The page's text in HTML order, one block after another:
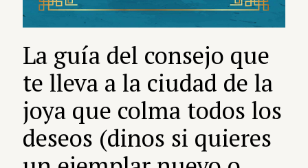
La guía del consejo que
te lleva a la ciudad de la
joya que colma todos los
deseos (dinos si quieres